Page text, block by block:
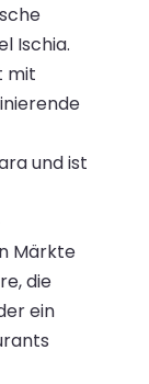
Ischia.
mit
und ist
Märkte
die
ein